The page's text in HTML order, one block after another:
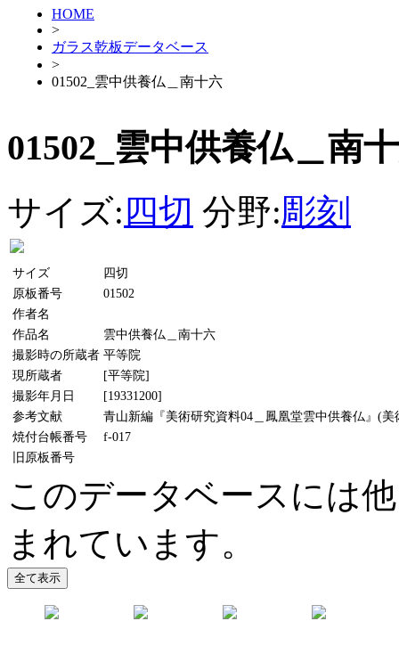
HOME
>
ガラス乾板データベース
>
01502_雲中供養仏＿南十六
01502_雲中供養仏＿南
サイズ: 四切 分野:彫刻
サイズ
四切
原板番号
01502
作者名
作品名
雲中供養仏＿南十六
撮影時の所蔵者 平等院
現所蔵者
[平等院]
撮影年月日
[19331200]
参考文献
青山新編『美術研究資料04＿鳳凰堂雲中供養仏』(美
焼付台帳番号
f-017
旧原板番号
このデータベースには
まれています。